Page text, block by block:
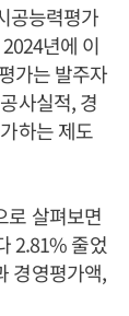
공능력평가
년에 이
가는 발주자
사실적, 경
하는 제도
로 살펴보면
2.81% 줄었
경영평가액,